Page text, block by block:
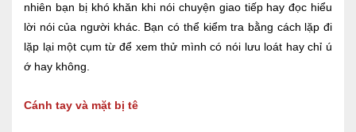
nhiên bạn bị khó khăn khi nói chuyện giao tiếp hay đọc hiểu
lời nói của người khác. Bạn có thể kiểm tra bằng cách lặp đi
lặp lại một cụm từ để xem thử mình có nói lưu loát hay chỉ ú
ớ hay không.
Cánh tay và mặt bị tê